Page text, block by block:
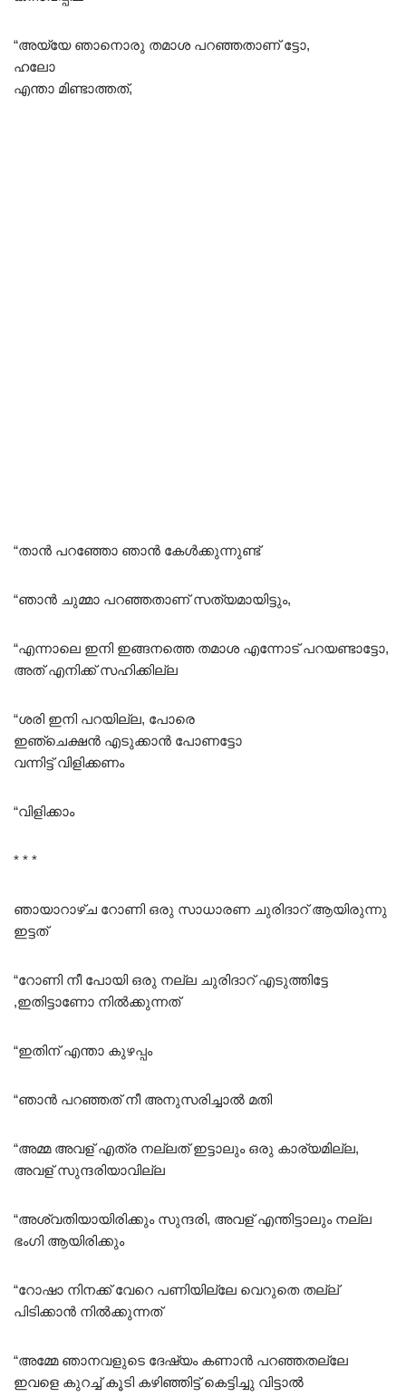
“അയ്യേ ഞാനൊരു തമാശ പറഞ്ഞതാണ് ട്ടോ,
ഹലോ
എന്താ മിണ്ടാത്തത്,
“താൻ പറഞ്ഞോ ഞാൻ കേൾക്കുന്നുണ്ട്
“ഞാൻ ചുമ്മാ പറഞ്ഞതാണ് സത്യമായിട്ടും,
“എന്നാലെ ഇനി ഇങ്ങനത്തെ തമാശ എന്നോട് പറയണ്ടാട്ടോ,
അത് എനിക്ക് സഹിക്കില്ല
“ശരി ഇനി പറയില്ല, പോരെ
ഇഞ്ചെക്ഷൻ എടുക്കാൻ പോണട്ടോ
വന്നിട്ട് വിളിക്കണം
“വിളിക്കാം
* * *
ഞായാറാഴ്ച റോണി ഒരു സാധാരണ ചുരിദാറ് ആയിരുന്നു
ഇട്ടത്
“റോണി നീ പോയി ഒരു നല്ല ചുരിദാറ് എടുത്തിട്ടേ
,ഇതിട്ടാണോ നിൽക്കുന്നത്
“ഇതിന് എന്താ കുഴപ്പം
“ഞാൻ പറഞ്ഞത് നീ അനുസരിച്ചാൽ മതി
“അമ്മ അവള് എത്ര നല്ലത് ഇട്ടാലും ഒരു കാര്യമില്ല,
അവള് സുന്ദരിയാവില്ല
“അശ്വതിയായിരിക്കും സുന്ദരി, അവള് എന്തിട്ടാലും നല്ല
ഭംഗി ആയിരിക്കും
“റോഷാ നിനക്ക് വേറെ പണിയില്ലേ വെറുതെ തല്ല്
പിടിക്കാൻ നിൽക്കുന്നത്
“അമ്മേ ഞാനവളുടെ ദേഷ്യം കണാൻ പറഞ്ഞതല്ലേ
ഇവളെ കുറച്ച് കൂടി കഴിഞ്ഞിട്ട് കെട്ടിച്ചു വിട്ടാൽ